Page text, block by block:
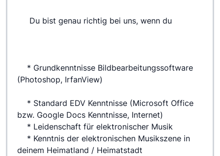
Du bist genau richtig bei uns, wenn du
(Photoshop, IrfanView)
bzw. Google Docs Kenntnisse, Internet)
* Leidenschaft für elektronischer Musik
deinem Heimatland / Heimatstadt